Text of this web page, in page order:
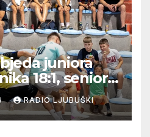
juniora
18:1, seniori
Crnopod u
završili
RADIO LJUBUŠKI